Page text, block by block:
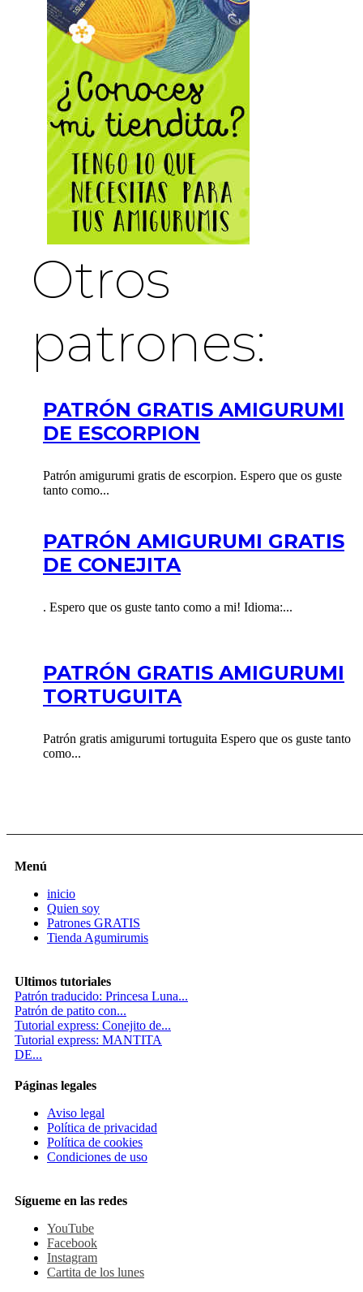
Otros
patrones:
PATRÓN GRATIS AMIGURUMI
DE ESCORPION
Patrón amigurumi gratis de escorpion. Espero que os guste
tanto como...
PATRÓN AMIGURUMI GRATIS
DE CONEJITA
. Espero que os guste tanto como a mi! Idioma:...
PATRÓN GRATIS AMIGURUMI
TORTUGUITA
Patrón gratis amigurumi tortuguita Espero que os guste tanto
como...
Menú
inicio
Quien soy
Patrones GRATIS
Tienda Agumirumis
Ultimos tutoriales
Patrón traducido: Princesa Luna...
Patrón de patito con...
Tutorial express: Conejito de...
Tutorial express: MANTITA
DE...
Páginas legales
Aviso legal
Política de privacidad
Política de cookies
Condiciones de uso
Sígueme en las redes
YouTube
Facebook
Instagram
Cartita de los lunes